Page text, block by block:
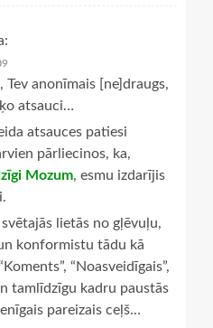
Tev anonīmais [ne]draugs,
atsauci…
atsauces patiesi
pārliecinos, ka,
Mozum, esmu izdarījis
lietās no gļēvuļu,
konformistu tādu kā
“Noasveidīgais”,
tamlīdzīgu kadru paustās
pareizais ceļš…